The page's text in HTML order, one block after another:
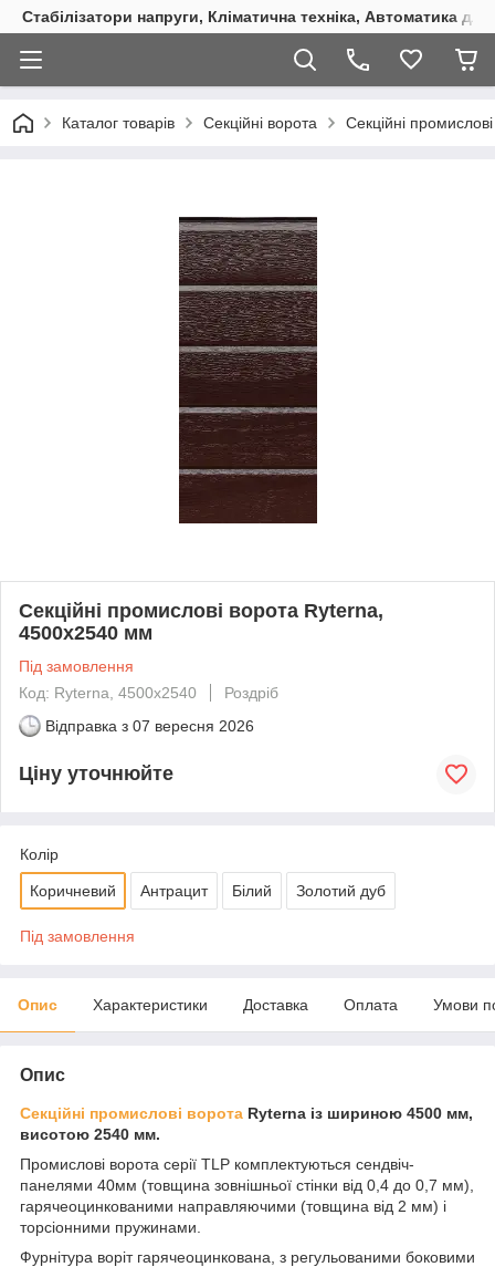
Стабілізатори напруги, Кліматична техніка, Автоматика
Каталог товарів Секційні ворота Секційні
Секційні промислові ворота Ryterna,
4500х2540 мм
Під замовлення
Код: Ryterna, 4500х2540
Роздріб
Відправка з 07 вересня 2026
Ціну уточнюйте
Колір
Коричневий Антрацит Білий Золотий дуб
Під замовлення
Опис Характеристики Доставка Оплата Умови
Опис
Секційні промислові ворота Ryterna із шириною 4500 мм,
висотою 2540 мм.
Промислові ворота серії TLР комплектуються сендвіч-
панелями 40мм (товщина зовнішньої стінки від 0,4 до 0,7 мм),
гарячеоцинкованими направляючими (товщина від 2 мм) і
торсіонними пружинами.
Фурнітура воріт гарячеоцинкована, з регульованими боковими